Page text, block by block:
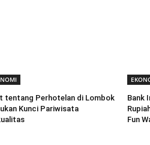
tentang Perhotelan di Lombok
Kunci Pariwisata
Bank
Fun